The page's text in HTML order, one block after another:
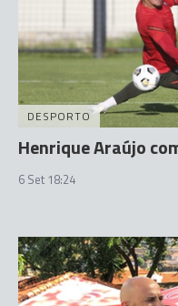
DESPORTO
Henrique Araújo
6 Set 18:24